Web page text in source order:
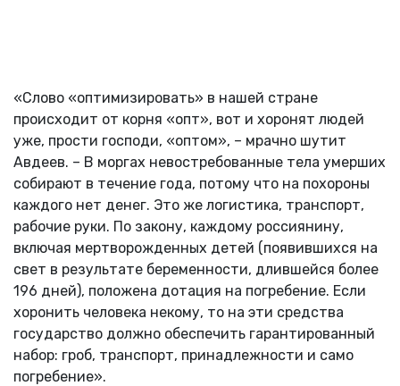
«Слово «оптимизировать» в нашей стране
происходит от корня «опт», вот и хоронят людей
уже, прости господи, «оптом», – мрачно шутит
Авдеев. – В моргах невостребованные тела умерших
собирают в течение года, потому что на похороны
каждого нет денег. Это же логистика, транспорт,
рабочие руки. По закону, каждому россиянину,
включая мертворожденных детей (появившихся на
свет в результате беременности, длившейся более
196 дней), положена дотация на погребение. Если
хоронить человека некому, то на эти средства
государство должно обеспечить гарантированный
набор: гроб, транспорт, принадлежности и само
погребение».